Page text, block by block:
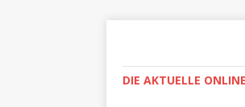
DIE AKTUELLE